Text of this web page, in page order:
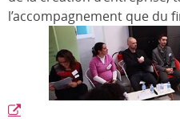
l’accompagnement que du